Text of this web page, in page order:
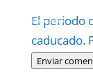
El periodo
caducado.
Enviar
Politica–Términos.